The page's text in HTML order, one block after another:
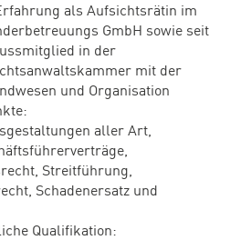
als Aufsichtsrätin im
GmbH sowie seit
in der
mit der
und Organisation
aller Art,
Streitführung,
Schadenersatz und
Qualifikation: